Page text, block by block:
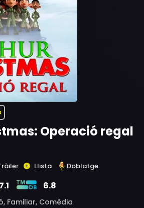
Operació regal
Llista Doblatge
7.1 6.8
Familiar, Comèdia